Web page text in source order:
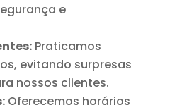
e
Praticamos
evitando surpresas
nossos clientes.
Oferecemos horários